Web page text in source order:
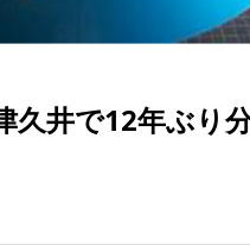
井で12年ぶり